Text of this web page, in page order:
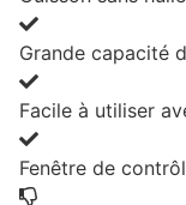
Grande capacité
Facile à utiliser
Fenêtre de